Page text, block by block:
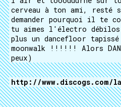
cerveau à ton ami, resté
demander pourquoi il te
tu aimes l'électro
plus un dancefloor
moonwalk !!!!!! Alors
peux)
http://www.discogs.com/